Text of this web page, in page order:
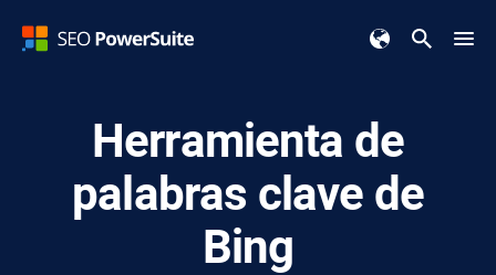
Herramienta de
palabras clave de
Bing